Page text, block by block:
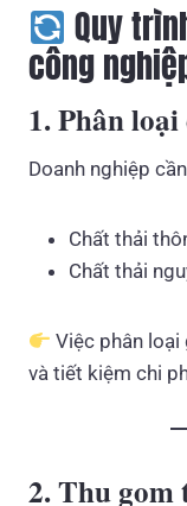
Quy
công
1. Phân
Doanh nghiệp
Chất thải
Chất thải
Việc phân
và tiết kiệm chi
2. Thu gom